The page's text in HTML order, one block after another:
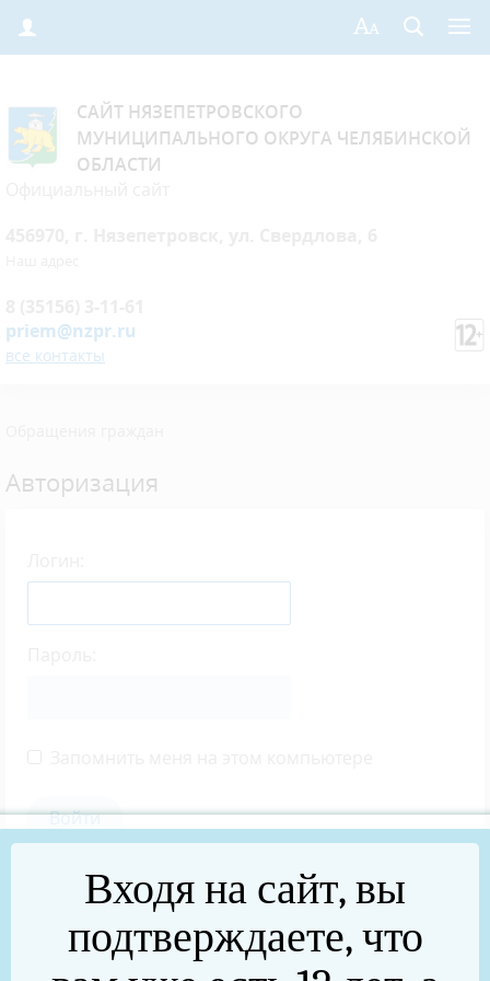
САЙТ НЯЗЕПЕТРОВСКОГО
МУНИЦИПАЛЬНОГО ОКРУГА ЧЕЛЯБИНСКОЙ
ОБЛАСТИ
priem@nzpr.ru
все контакты
Авторизация
Забыли свой пароль?
Входя на сайт, вы
подтверждаете, что